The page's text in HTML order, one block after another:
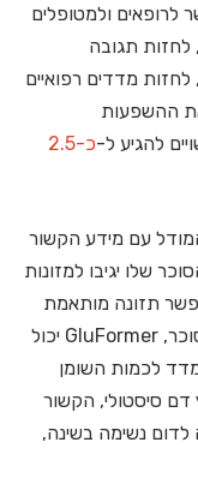
לרופאים ולמטופלים
לחזות תגובה
לחזות מדדים רפואיים
ההשפעות
להגיע ל-
כ-2.5
עם מידע הקשור
שלו יגיבו למזונות
תזונה מותאמת
אישית ברמת דיוק גבוהה. מעבר לרמות הסוכר, GluFormer יכול
לכמות השומן
דם סיסטולי, הקשור
לדום נשימה בשינה,